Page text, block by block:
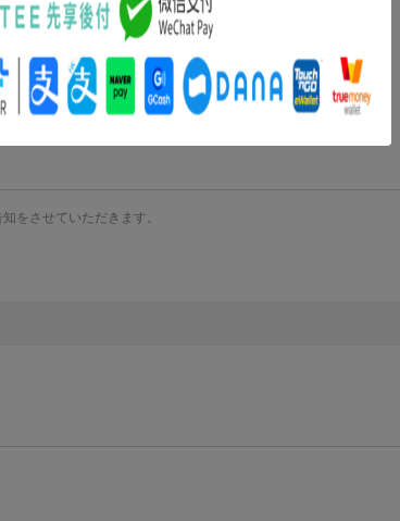
をさせていただきます。